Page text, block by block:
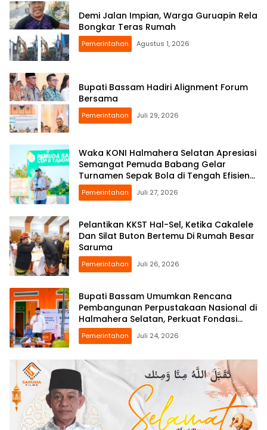
Demi Jalan Impian, Warga Guruapin Rela
Bongkar Teras Rumah
Pemerintahan Agustus 1, 2026
Bupati Bassam Hadiri Alignment Forum
Bersama
Pemerintahan Juli 29, 2026
Waka KONI Halmahera Selatan Apresiasi
Semangat Pemuda Babang Gelar
Turnamen Sepak Bola di Tengah Efisiensi
Anggaran
Pemerintahan Juli 27, 2026
Pelantikan KKST Hal-Sel, Ketika Cakalele
Dan Silat Buton Bertemu Di Rumah Besar
Saruma
Pemerintahan Juli 26, 2026
Bupati Bassam Umumkan Rencana
Pembangunan Perpustakaan Nasional di
Halmahera Selatan, Perkuat Fondasi
Literasi Daerah
Pemerintahan Juli 24, 2026